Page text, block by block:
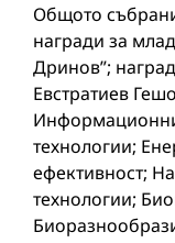
Общото
награди за
Дринов”;
Евстратиев
технологии;
ефективност;
технологии;